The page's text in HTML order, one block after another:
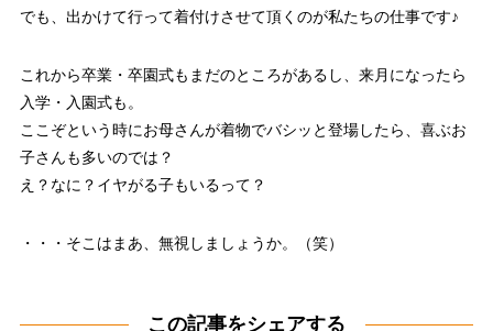
でも、出かけて行って着付けさせて頂くのが私たちの仕事です♪
これから卒業・卒園式もまだのところがあるし、来月になったら
入学・入園式も。
ここぞという時にお母さんが着物でバシッと登場したら、喜ぶお
子さんも多いのでは？
え？なに？イヤがる子もいるって？
・・・そこはまあ、無視しましょうか。（笑）
この記事をシェアする